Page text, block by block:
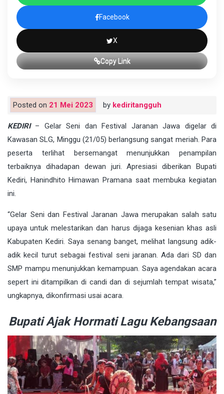
Facebook
X
Copy Link
Posted on 21 Mei 2023 by kediritangguh
KEDIRI – Gelar Seni dan Festival Jaranan Jawa digelar di
Kawasan SLG, Minggu (21/05) berlangsung sangat meriah. Para
peserta terlihat bersemangat menunjukkan penampilan
terbaiknya dihadapan dewan juri. Apresiasi diberikan Bupati
Kediri, Hanindhito Himawan Pramana saat membuka kegiatan
ini.
“Gelar Seni dan Festival Jaranan Jawa merupakan salah satu
upaya untuk melestarikan dan harus dijaga kesenian khas asli
Kabupaten Kediri. Saya senang banget, melihat langsung adik-
adik kecil turut sebagai festival seni jaranan. Ada dari SD dan
SMP mampu menunjukkan kemampuan. Saya agendakan acara
sepert ini ditampilkan di candi dan di sejumlah tempat wisata,”
ungkapnya, dikonfirmasi usai acara.
Bupati Ajak Hormati Lagu Kebangsaan